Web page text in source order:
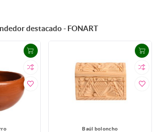
destacado - FONART
Baúl boloncho